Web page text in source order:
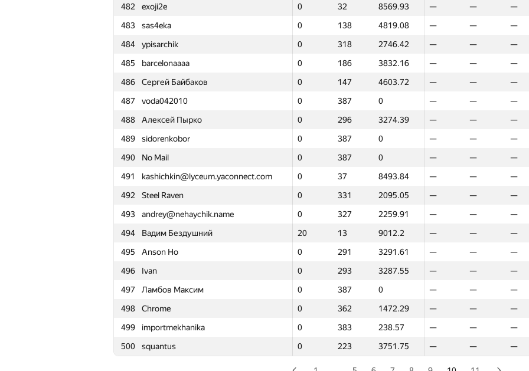
482
exoji2e 0 32 8569.93 — — —
483
sas4eka 0 138 4819.08 — — —
484
ypisarchik 0 318 2746.42 — — —
485
barcelonaaaa 0 186 3832.16 — — —
486
Сергей Байбаков 0 147 4603.72 — — —
487
voda042010 0 387 0 — — —
488
Алексей Пырко 0 296 3274.39 — — —
489
sidorenkobor 0 387 0 — — —
490
No Mail 0 387 0 — — —
491
kashichkin@lyceum.yaconnect.com 0 37 8493.84 — — —
492
Steel Raven 0 331 2095.05 — — —
493
andrey@nehaychik.name 0 327 2259.91 — — —
494
Вадим Бездушний 20 13 9012.2 — — —
495
Anson Ho 0 291 3291.61 — — —
496
Ivan 0 293 3287.55 — — —
497
Ламбов Максим 0 387 0 — — —
498
Chrome 0 362 1472.29 — — —
499
importmekhanika 0 383 238.57 — — —
500
squantus 0 223 3751.75 — — —
459
aschiewe 0 304 3152.62 — — —
460
Алексей Коряков 0 326 2279.4 — — —
461
Михаил Максимов 0 194 3831.19 — — —
462
koyumeishi 0 62 7848.01 — — —
463
veschii.nevstrui 0 192 3831.3 — — —
464
zintus 0 285 3309.99 — — —
465
smilodonam 0 305 3114.81 — — —
466
BigRedEye 0 387 0 — — —
467
zemen96 0 373 1288.42 — — —
468
serge2410 0 387 0 — — —
469
MisterMorj 0 72 7605.44 — — —
470
kvk1901 2 29 8631.96 — — —
471
info@site-corp.ru 0 387 0 — — —
472
Максим Зубков 0 351 1485.56 — — —
473
iutyrov 0 214 3776.41 — — —
474
Мокк Мокко 0 214 3776.41 — — —
475
Dr.ea.r 0 387 0 — — —
476
archonoff 0 169 4192.29 — — —
477
helgui 0 267 3384.85 — — —
— —